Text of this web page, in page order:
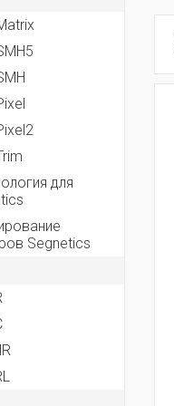
для
Segnetics